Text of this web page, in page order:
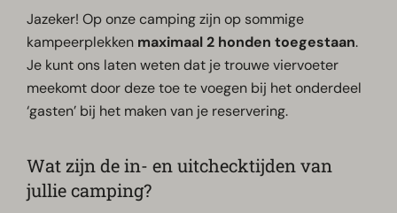
Jazeker! Op onze camping zijn op sommige
kampeerplekken maximaal 2 honden toegestaan.
Je kunt ons laten weten dat je trouwe viervoeter
meekomt door deze toe te voegen bij het onderdeel
‘gasten’ bij het maken van je reservering.
Wat zijn de in- en uitchecktijden van
jullie camping?